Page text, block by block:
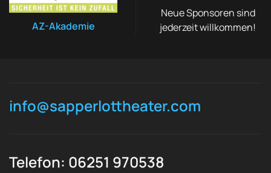
AZ-Akademie
Neue Sponsoren sind
jederzeit willkommen!
info@sapperlottheater.com
Telefon: 06251 970538